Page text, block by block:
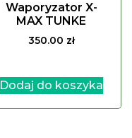
Waporyzator X-
MAX TUNKE
350.00 zł
Dodaj do koszyka